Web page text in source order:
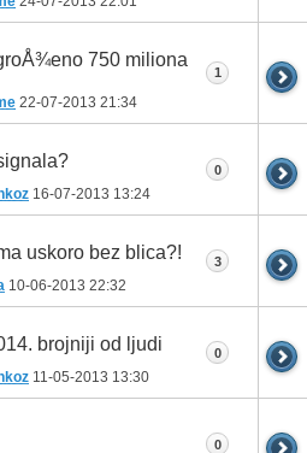
750 miliona
22-07-2013 21:34
1
16-07-2013 13:24
0
uskoro bez blica?!
10-06-2013 22:32
3
brojniji od ljudi
11-05-2013 13:30
0
0